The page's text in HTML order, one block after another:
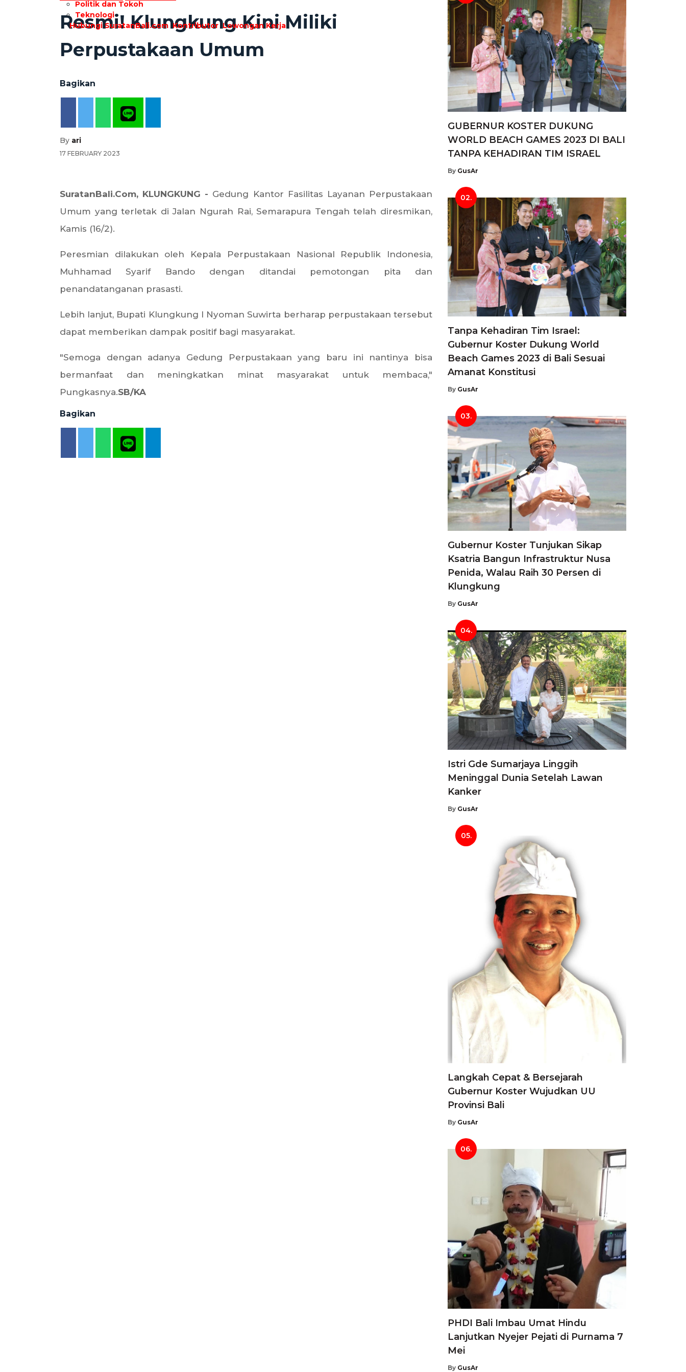
Politik dan Tokoh
Teknologi
Hubungi SuratanBali.com Kontributor Lowongan Kerja
Resmi! Klungkung Kini Miliki
Perpustakaan Umum
Bagikan
By ari
17 FEBRUARY 2023
SuratanBali.Com, KLUNGKUNG - Gedung Kantor Fasilitas Layanan Perpustakaan
Umum yang terletak di Jalan Ngurah Rai, Semarapura Tengah telah diresmikan,
Kamis (16/2).
Peresmian dilakukan oleh Kepala Perpustakaan Nasional Republik Indonesia,
Muhhamad Syarif Bando dengan ditandai pemotongan pita dan
penandatanganan prasasti.
Lebih lanjut, Bupati Klungkung I Nyoman Suwirta berharap perpustakaan tersebut
dapat memberikan dampak positif bagi masyarakat.
"Semoga dengan adanya Gedung Perpustakaan yang baru ini nantinya bisa
bermanfaat dan meningkatkan minat masyarakat untuk membaca,"
Pungkasnya.SB/KA
Bagikan
GUBERNUR KOSTER DUKUNG
WORLD BEACH GAMES 2023 DI BALI
TANPA KEHADIRAN TIM ISRAEL
By GusAr
02.
Tanpa Kehadiran Tim Israel:
Gubernur Koster Dukung World
Beach Games 2023 di Bali Sesuai
Amanat Konstitusi
By GusAr
03.
Gubernur Koster Tunjukan Sikap
Ksatria Bangun Infrastruktur Nusa
Penida, Walau Raih 30 Persen di
Klungkung
By GusAr
04.
Istri Gde Sumarjaya Linggih
Meninggal Dunia Setelah Lawan
Kanker
By GusAr
05.
Langkah Cepat & Bersejarah
Gubernur Koster Wujudkan UU
Provinsi Bali
By GusAr
06.
PHDI Bali Imbau Umat Hindu
Lanjutkan Nyejer Pejati di Purnama 7
Mei
By GusAr